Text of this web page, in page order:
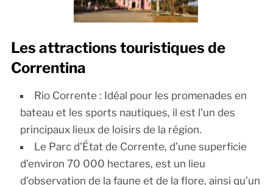
Les attractions touristiques de
Correntina
Rio Corrente : Idéal pour les promenades en
bateau et les sports nautiques, il est l’un des
principaux lieux de loisirs de la région.
Le Parc d’État de Corrente, d’une superficie
d’environ 70 000 hectares, est un lieu
d’observation de la faune et de la flore, ainsi qu’un